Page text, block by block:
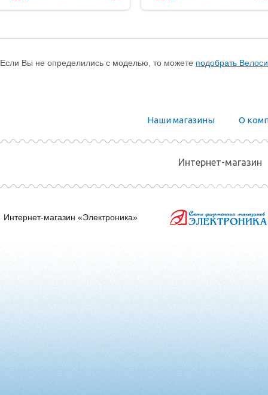
Если Вы не определились с моделью, то можете подобрать
Наши магазины О
Интернет-магазин
Интернет-магазин «Электроника»